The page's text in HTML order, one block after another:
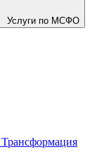
Услуги по МСФО
Трансформация